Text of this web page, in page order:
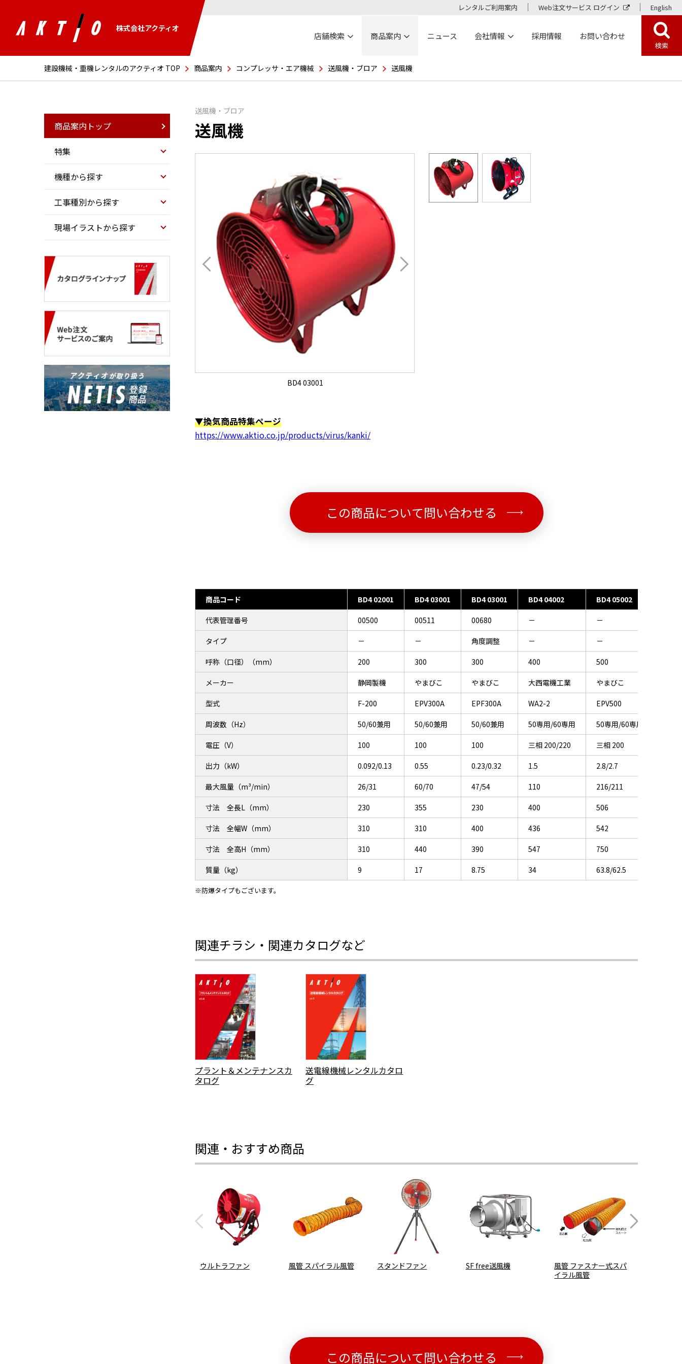
株式会社アクティオ
レンタルご利用案内 Web注文サービス ログイン English
店舗検索 商品案内 ニュース 会社情報 採用情報 お問い合わせ
検索
建設機械・重機レンタルのアクティオ TOP 商品案内 コンプレッサ・エア機械 送風機・ブロア 送風機
送風機・ブロア
送風機
BD4 03001
▼換気商品特集ページ
https://www.aktio.co.jp/products/virus/kanki/
この商品について問い合わせる
商品コード BD4 02001 BD4 03001 BD4 03001 BD4 04002 BD4 05002
代表管理番号 00500 00511 00680 － －
タイプ － － 角度調整 － －
呼称（口径）（mm） 200 300 300 400 500
メーカー 静岡製機 やまびこ やまびこ 大西電機工業 やまびこ
型式 F-200 EPV300A EPF300A WA2-2 EPV500
周波数（Hz） 50/60兼用 50/60兼用 50/60兼用 50専用/60専用 50専用/60専用
電圧（V） 100 100 100 三相 200/220 三相 200
出力（kW） 0.092/0.13 0.55 0.23/0.32 1.5 2.8/2.7
最大風量（m³/min） 26/31 60/70 47/54 110 216/211
寸法 全長L（mm） 230 355 230 400 506
寸法 全幅W（mm） 310 310 400 436 542
寸法 全高H（mm） 310 440 390 547 750
質量（kg） 9 17 8.75 34 63.8/62.5
※防爆タイプもございます。
関連チラシ・関連カタログなど
プラント＆メンテナンスカ
タログ
送電線機械レンタルカタロ
グ
関連・おすすめ商品
ウルトラファン 風管 スパイラル風管 スタンドファン SF free送風機
風管 ファスナー式スパ
イラル風管
この商品について問い合わせる
商品案内トップ
特集
機種から探す
工事種別から探す
現場イラストから探す